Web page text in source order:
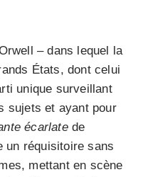
– dans lequel la
États, dont celui
unique surveillant
sujets et ayant pour
écarlatede
un réquisitoire sans
mettant en scène